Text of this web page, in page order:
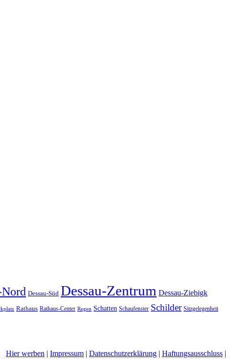
Nord Dessau-Süd Dessau-Zentrum Dessau-Ziebigk
Rathaus Rathaus-Center Regen Schatten Schaufenster Schilder Sitzgelegenheit
Hier werben | Impressum | Datenschutzerklärung | Haftungsausschluss |